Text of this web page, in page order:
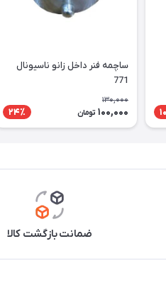
ساچمه فنر داخل زانو ناسیونال
771
130,000
100,000 تومان 24٪
ضمانت بازگشت کالا